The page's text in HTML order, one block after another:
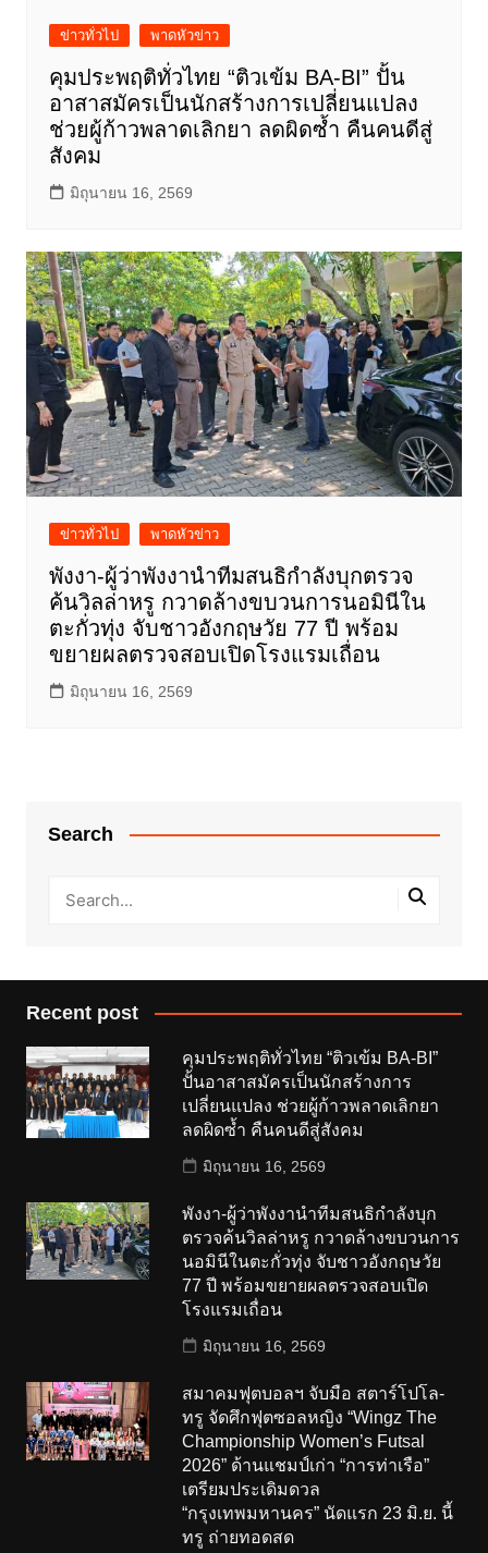
ข่าวทั่วไป พาดหัวข่าว
คุมประพฤติทั่วไทย “ติวเข้ม BA-BI” ปั้น
อาสาสมัครเป็นนักสร้างการเปลี่ยนแปลง
ช่วยผู้ก้าวพลาดเลิกยา ลดผิดซ้ำ คืนคนดีสู่
สังคม
มิถุนายน 16, 2569
ข่าวทั่วไป พาดหัวข่าว
พังงา-ผู้ว่าพังงานำทีมสนธิกำลังบุกตรวจ
ค้นวิลล่าหรู กวาดล้างขบวนการนอมินีใน
ตะกั่วทุ่ง จับชาวอังกฤษวัย 77 ปี พร้อม
ขยายผลตรวจสอบเปิดโรงแรมเถื่อน
มิถุนายน 16, 2569
Search
Recent post
คุมประพฤติทั่วไทย “ติวเข้ม BA-BI”
ปั้นอาสาสมัครเป็นนักสร้างการ
เปลี่ยนแปลง ช่วยผู้ก้าวพลาดเลิกยา
ลดผิดซ้ำ คืนคนดีสู่สังคม
มิถุนายน 16, 2569
พังงา-ผู้ว่าพังงานำทีมสนธิกำลังบุก
ตรวจค้นวิลล่าหรู กวาดล้างขบวนการ
นอมินีในตะกั่วทุ่ง จับชาวอังกฤษวัย
77 ปี พร้อมขยายผลตรวจสอบเปิด
โรงแรมเถื่อน
มิถุนายน 16, 2569
สมาคมฟุตบอลฯ จับมือ สตาร์โปโล-
ทรู จัดศึกฟุตซอลหญิง “Wingz The
Championship Women’s Futsal
2026” ด้านแชมป์เก่า “การท่าเรือ”
เตรียมประเดิมดวล
“กรุงเทพมหานคร” นัดแรก 23 มิ.ย. นี้
ทรู ถ่ายทอดสด